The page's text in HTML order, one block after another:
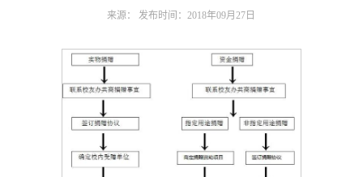
来源： 发布时间：2018年09月27日